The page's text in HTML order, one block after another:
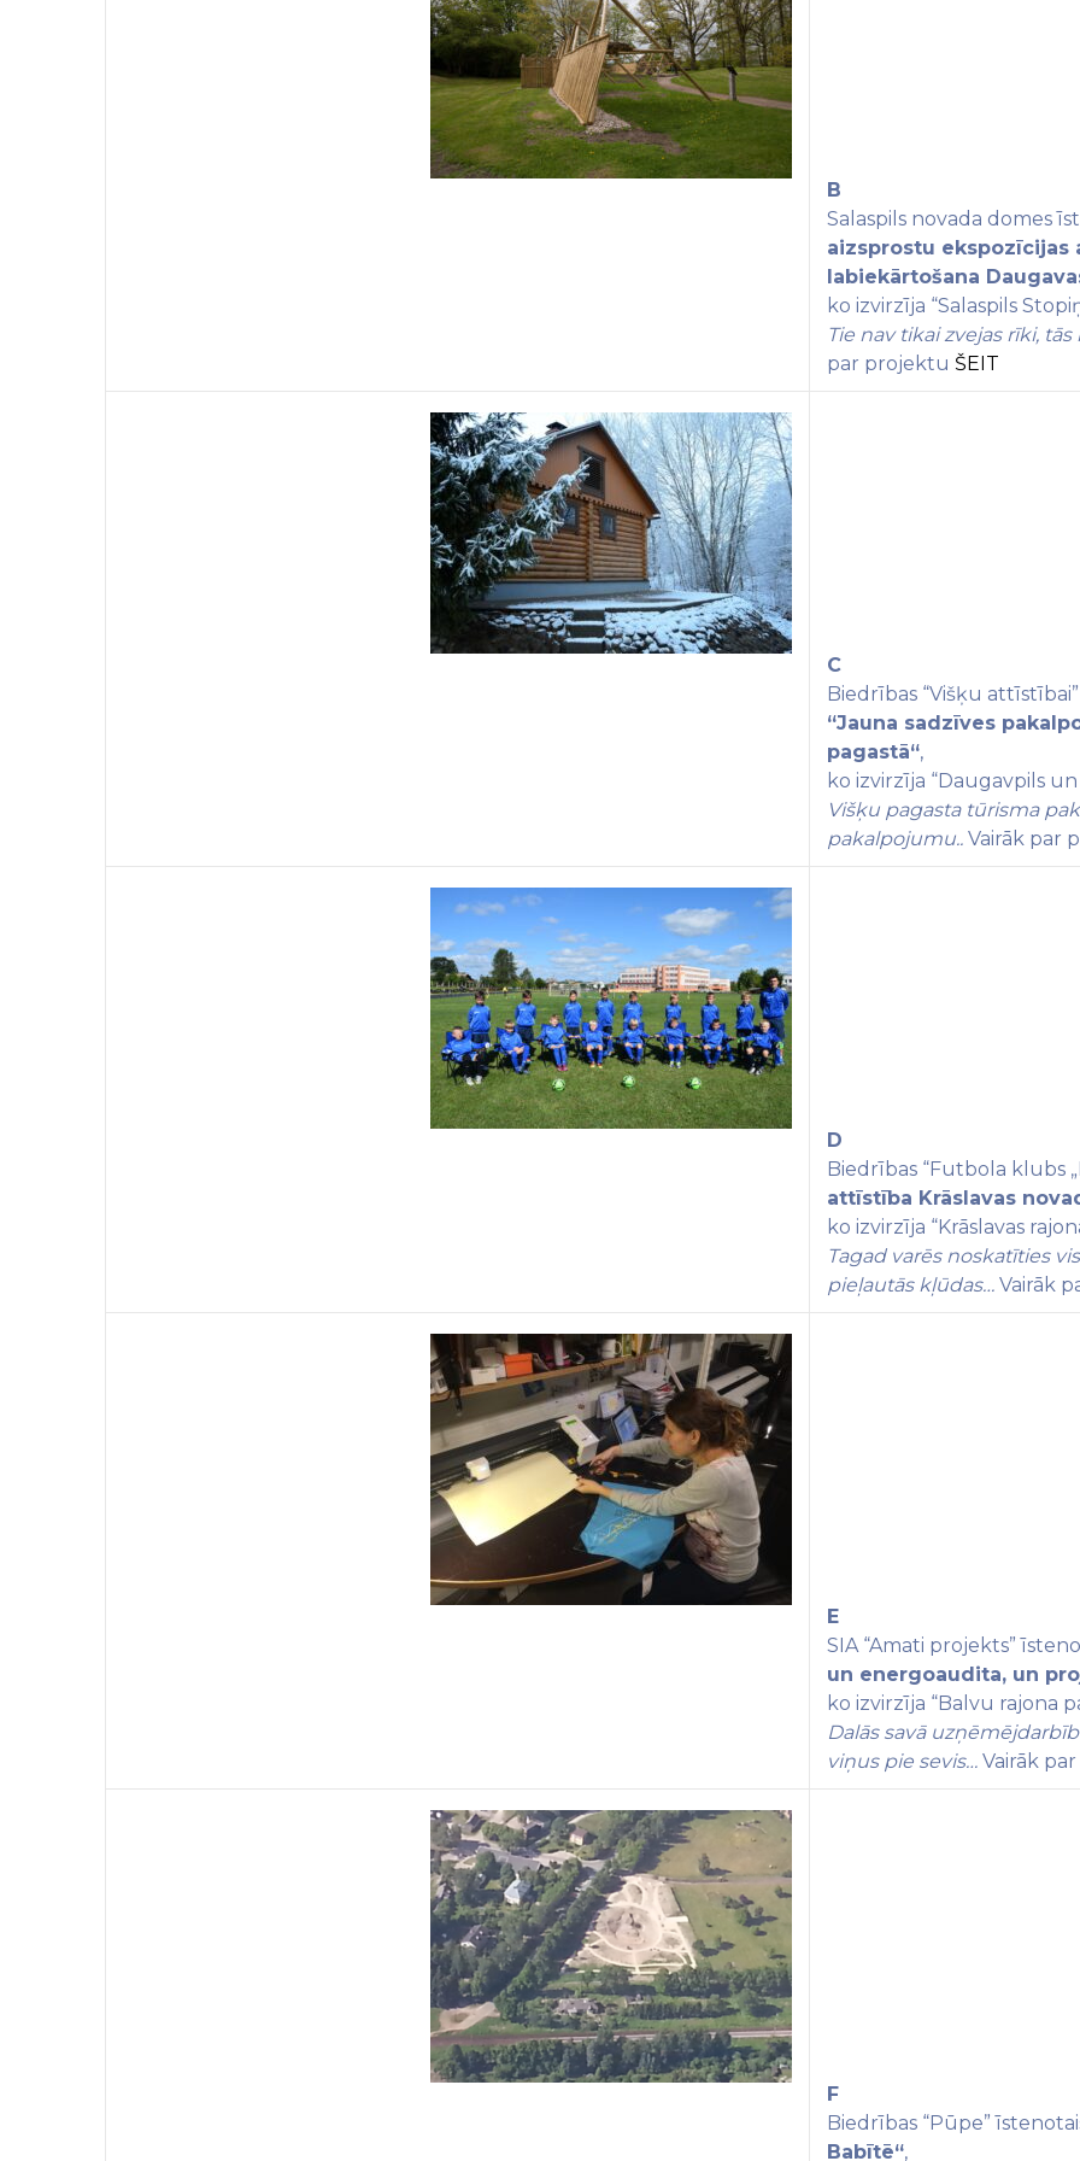
B
Salaspils novada domes
aizsprostu ekspozīcijas
labiekārtošana
ko izvirzīja “Salaspils
Tie nav tikai zvejas rīki,
par projektu ŠEIT
C
Biedrības “Višķu
“Jauna sadzīves
pagastā“,
ko izvirzīja “Daugavpils
Višķu pagasta tūrisma
pakalpojumu.. Vairāk par
D
Biedrības “Futbola klubs
attīstība Krāslavas
ko izvirzīja “Krāslavas
Tagad varēs noskatīties
pieļautās kļūdas… Vairāk
E
SIA “Amati projekts”
un energoaudita, un
ko izvirzīja “Balvu rajona
Dalās savā
viņus pie sevis… Vairāk
F
Biedrības “Pūpe”
Babītē“,